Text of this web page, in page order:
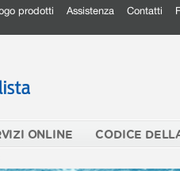
prodotti Assistenza Contatti
ONLINE CODICE